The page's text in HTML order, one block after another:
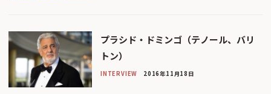
プラシド・ドミンゴ（テノール、バリ
トン）
INTERVIEW 2016年11月18日